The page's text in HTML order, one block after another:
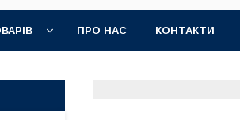
ПРО НАС КОНТАКТИ